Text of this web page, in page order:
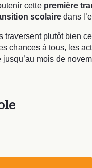
cette première
scolaire dans
traversent plutôt bien
chances à tous, les
jusqu’au mois de